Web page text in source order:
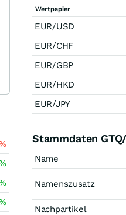
Wertpapier
EUR/USD
EUR/CHF
EUR/GBP
EUR/HKD
EUR/JPY
Stammdaten
Name
Namenszusatz
Nachpartikel